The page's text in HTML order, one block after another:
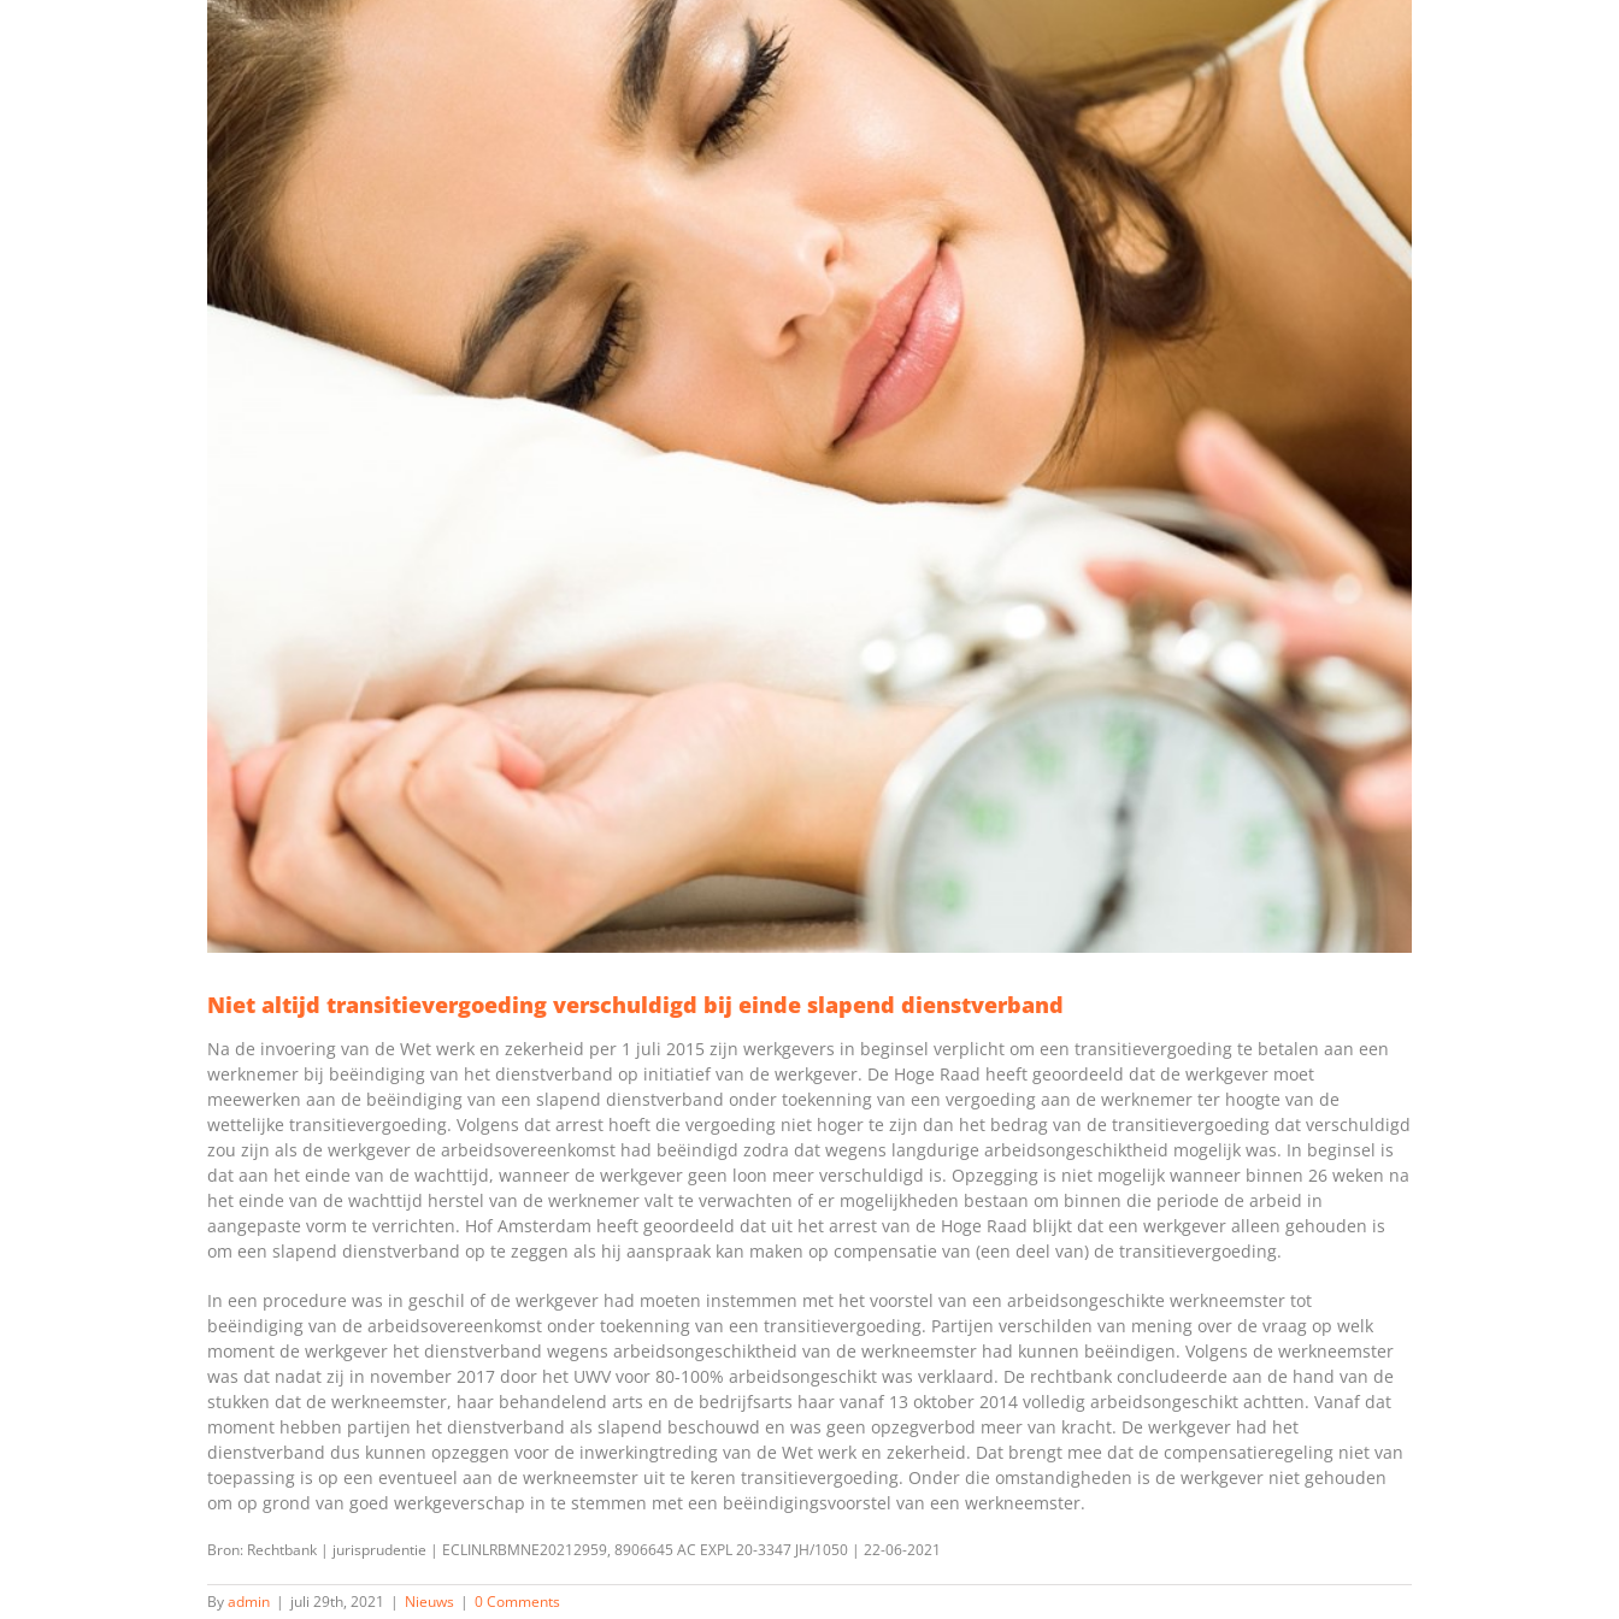
Niet altijd transitievergoeding verschuldigd bij einde slapend dienstverband
Na de invoering van de Wet werk en zekerheid per 1 juli 2015 zijn werkgevers in beginsel verplicht om een transitievergoeding te betalen aan een
werknemer bij beëindiging van het dienstverband op initiatief van de werkgever. De Hoge Raad heeft geoordeeld dat de werkgever moet
meewerken aan de beëindiging van een slapend dienstverband onder toekenning van een vergoeding aan de werknemer ter hoogte van de
wettelijke transitievergoeding. Volgens dat arrest hoeft die vergoeding niet hoger te zijn dan het bedrag van de transitievergoeding dat verschuldigd
zou zijn als de werkgever de arbeidsovereenkomst had beëindigd zodra dat wegens langdurige arbeidsongeschiktheid mogelijk was. In beginsel is
dat aan het einde van de wachttijd, wanneer de werkgever geen loon meer verschuldigd is. Opzegging is niet mogelijk wanneer binnen 26 weken na
het einde van de wachttijd herstel van de werknemer valt te verwachten of er mogelijkheden bestaan om binnen die periode de arbeid in
aangepaste vorm te verrichten. Hof Amsterdam heeft geoordeeld dat uit het arrest van de Hoge Raad blijkt dat een werkgever alleen gehouden is
om een slapend dienstverband op te zeggen als hij aanspraak kan maken op compensatie van (een deel van) de transitievergoeding.
In een procedure was in geschil of de werkgever had moeten instemmen met het voorstel van een arbeidsongeschikte werkneemster tot
beëindiging van de arbeidsovereenkomst onder toekenning van een transitievergoeding. Partijen verschilden van mening over de vraag op welk
moment de werkgever het dienstverband wegens arbeidsongeschiktheid van de werkneemster had kunnen beëindigen. Volgens de werkneemster
was dat nadat zij in november 2017 door het UWV voor 80-100% arbeidsongeschikt was verklaard. De rechtbank concludeerde aan de hand van de
stukken dat de werkneemster, haar behandelend arts en de bedrijfsarts haar vanaf 13 oktober 2014 volledig arbeidsongeschikt achtten. Vanaf dat
moment hebben partijen het dienstverband als slapend beschouwd en was geen opzegverbod meer van kracht. De werkgever had het
dienstverband dus kunnen opzeggen voor de inwerkingtreding van de Wet werk en zekerheid. Dat brengt mee dat de compensatieregeling niet van
toepassing is op een eventueel aan de werkneemster uit te keren transitievergoeding. Onder die omstandigheden is de werkgever niet gehouden
om op grond van goed werkgeverschap in te stemmen met een beëindigingsvoorstel van een werkneemster.
Bron: Rechtbank | jurisprudentie | ECLINLRBMNE20212959, 8906645 AC EXPL 20-3347 JH/1050 | 22-06-2021
Byadmin | juli 29th, 2021 | Nieuws | 0 Comments